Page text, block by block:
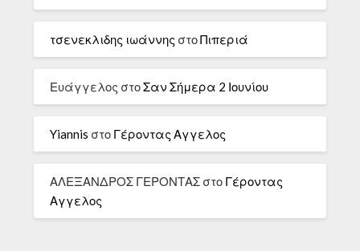
τσενεκλιδης ιωάννης στοΠιπεριά
Ευάγγελος στοΣαν Σήμερα 2 Ιουνίου
Yiannis στο Γέροντας Αγγελος
ΑΛΕΞΑΝΔΡΟΣ ΓΕΡΟΝΤΑΣ στο Γέροντας
Αγγελος